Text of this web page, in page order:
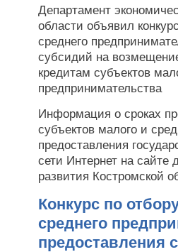
Департамент
области объявил
среднего
субсидий на
кредитам субъектов
предпринимательства
Информация о сроках
субъектов малого и
предоставления
сети Интернет на сайте
развития Костромской
Конкурс по
среднего
предоставления